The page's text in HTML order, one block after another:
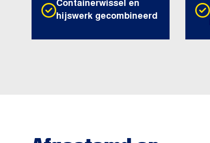
Containerwissel en
hijswerk gecombineerd